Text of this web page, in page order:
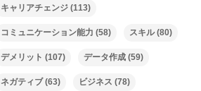
キャリアチェンジ (113)
コミュニケーション能力 (58) スキル(80)
デメリット (107) データ作成 (59)
ネガティブ(63) ビジネス (78)